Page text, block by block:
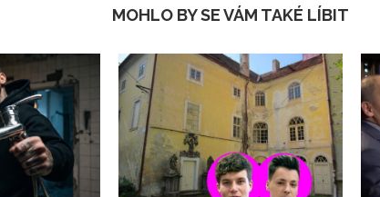
MOHLO BY SE VÁM TAKÉ LÍBIT